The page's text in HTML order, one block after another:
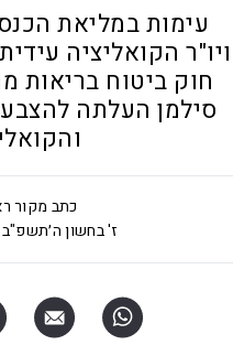
עימות במליאת
ויו"ר הקואליציה
חוק ביטוח בריאות
סילמן העלתה
כתב מקור
ז' בחשון ה׳תשפ"ב